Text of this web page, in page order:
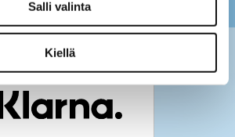
Salli valinta
Kiellä